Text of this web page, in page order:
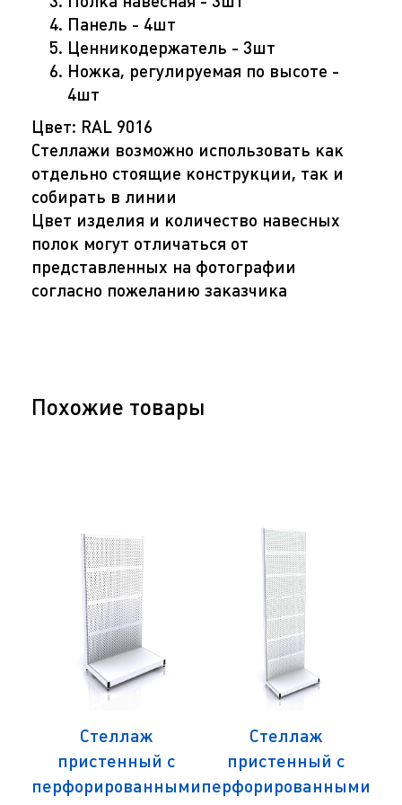
Панель - 4шт
Ценникодержатель - 3шт
Ножка, регулируемая по высоте -
4шт
Цвет: RAL 9016
Стеллажи возможно использовать как
отдельно стоящие конструкции, так и
собирать в линии
Цвет изделия и количество навесных
полок могут отличаться от
представленных на фотографии
согласно пожеланию заказчика
Похожие товары
Стеллаж
пристенный с
перфорированными
Стеллаж
пристенный с
перфорированными